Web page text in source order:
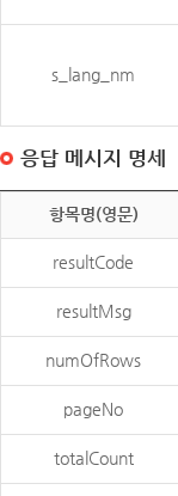
s_lang_nm
응답 메시지 명세
항목명(영문)
resultCode
resultMsg
numOfRows
pageNo
totalCount